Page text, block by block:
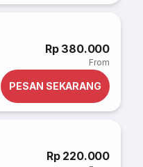
Rp 380.000
From
PESAN SEKARANG
Rp 220.000